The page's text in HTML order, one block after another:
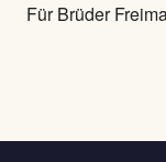
Für Brüder